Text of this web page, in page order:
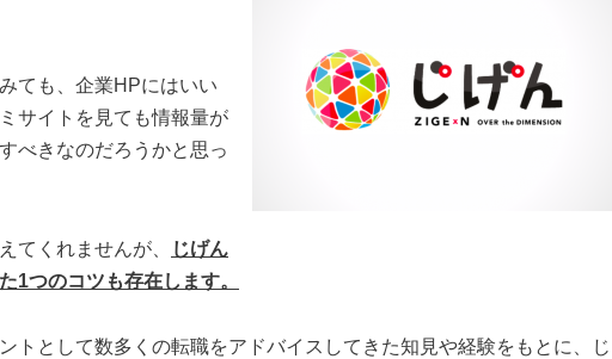
ても、企業HPにはいい
サイトを見ても情報量が
べきなのだろうかと思っ
てくれませんが、
じげん
1つのコツも存在します。
トとして数多くの転職をアドバイスしてきた知見や経験をもとに、じ